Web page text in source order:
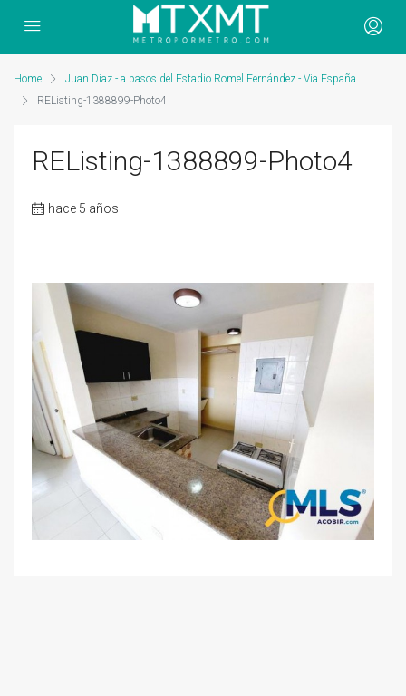
Home
Juan Diaz - a pasos del Estadio Romel Fernández - Via España
REListing-1388899-Photo4
REListing-1388899-Photo4
hace 5 años